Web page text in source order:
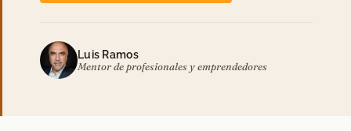
Luis Ramos
Mentor de profesionales y emprendedores